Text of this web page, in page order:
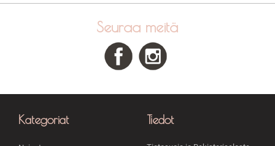
Seuraa meitä
Kategoriat Tiedot